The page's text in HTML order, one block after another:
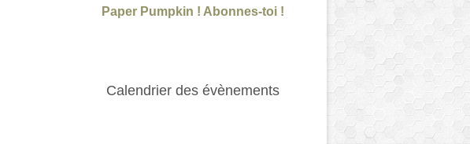
Paper Pumpkin ! Abonnes-toi !
Calendrier des évènements